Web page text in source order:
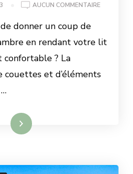
AUCUN COMMENTAIRE
donner un coup de
en rendant votre lit
? La
couettes et d’éléments
suite